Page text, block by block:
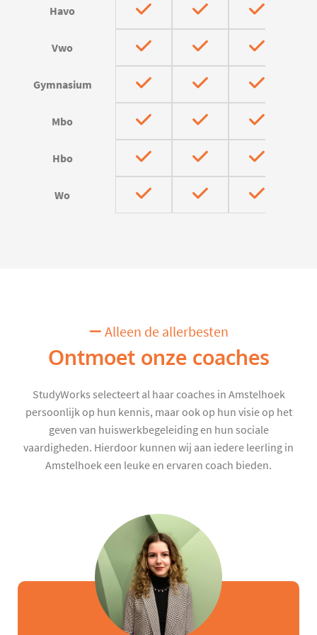
Havo
Vwo
Gymnasium
Mbo
Hbo
Wo
Alleen de allerbesten
Ontmoet onze coaches
StudyWorks selecteert al haar coaches in Amstelhoek
persoonlijk op hun kennis, maar ook op hun visie op het
geven van huiswerkbegeleiding en hun sociale
vaardigheden. Hierdoor kunnen wij aan iedere leerling in
Amstelhoek een leuke en ervaren coach bieden.